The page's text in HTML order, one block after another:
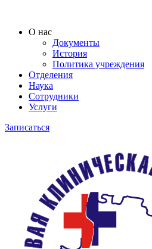
О нас
Документы
История
Политика учреждения
Отделения
Наука
Сотрудники
Услуги
Записаться